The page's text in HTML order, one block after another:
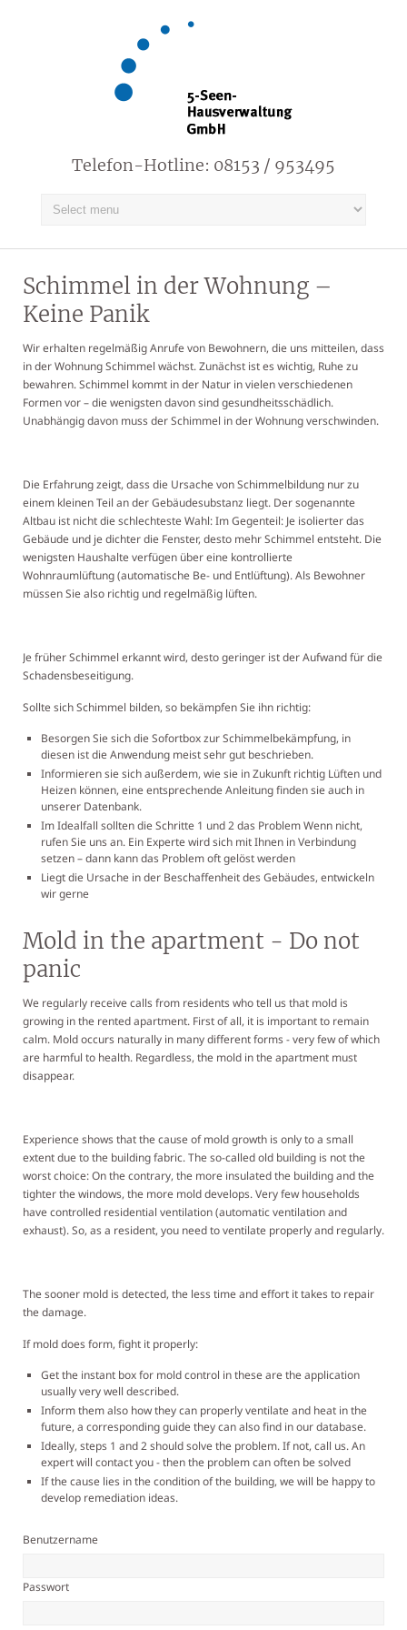
Telefon-Hotline: 08153 / 953495
Schimmel in der Wohnung –
Keine Panik
Wir erhalten regelmäßig Anrufe von Bewohnern, die uns mitteilen, dass
in der Wohnung Schimmel wächst. Zunächst ist es wichtig, Ruhe zu
bewahren. Schimmel kommt in der Natur in vielen verschiedenen
Formen vor – die wenigsten davon sind gesundheitsschädlich.
Unabhängig davon muss der Schimmel in der Wohnung verschwinden.
Die Erfahrung zeigt, dass die Ursache von Schimmelbildung nur zu
einem kleinen Teil an der Gebäudesubstanz liegt. Der sogenannte
Altbau ist nicht die schlechteste Wahl: Im Gegenteil: Je isolierter das
Gebäude und je dichter die Fenster, desto mehr Schimmel entsteht. Die
wenigsten Haushalte verfügen über eine kontrollierte
Wohnraumlüftung (automatische Be- und Entlüftung). Als Bewohner
müssen Sie also richtig und regelmäßig lüften.
Je früher Schimmel erkannt wird, desto geringer ist der Aufwand für die
Schadensbeseitigung.
Sollte sich Schimmel bilden, so bekämpfen Sie ihn richtig:
Besorgen Sie sich die Sofortbox zur Schimmelbekämpfung, in
diesen ist die Anwendung meist sehr gut beschrieben.
Informieren sie sich außerdem, wie sie in Zukunft richtig Lüften und
Heizen können, eine entsprechende Anleitung finden sie auch in
unserer Datenbank.
Im Idealfall sollten die Schritte 1 und 2 das Problem Wenn nicht,
rufen Sie uns an. Ein Experte wird sich mit Ihnen in Verbindung
setzen – dann kann das Problem oft gelöst werden
Liegt die Ursache in der Beschaffenheit des Gebäudes, entwickeln
wir gerne
Mold in the apartment - Do not
panic
We regularly receive calls from residents who tell us that mold is
growing in the rented apartment. First of all, it is important to remain
calm. Mold occurs naturally in many different forms - very few of which
are harmful to health. Regardless, the mold in the apartment must
disappear.
Experience shows that the cause of mold growth is only to a small
extent due to the building fabric. The so-called old building is not the
worst choice: On the contrary, the more insulated the building and the
tighter the windows, the more mold develops. Very few households
have controlled residential ventilation (automatic ventilation and
exhaust). So, as a resident, you need to ventilate properly and regularly.
The sooner mold is detected, the less time and effort it takes to repair
the damage.
If mold does form, fight it properly:
Get the instant box for mold control in these are the application
usually very well described.
Inform them also how they can properly ventilate and heat in the
future, a corresponding guide they can also find in our database.
Ideally, steps 1 and 2 should solve the problem. If not, call us. An
expert will contact you - then the problem can often be solved
If the cause lies in the condition of the building, we will be happy to
develop remediation ideas.
Benutzername
Passwort